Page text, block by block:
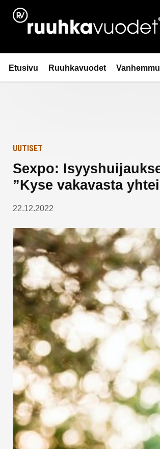
Siirry
sisältöön
Ruuhkavuodet.fi
Etusivu Ruuhkavuodet
Etusivulle
UUTISET
Sexpo:
”Kyse vakavasta
22.12.2022